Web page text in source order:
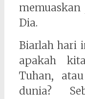
Dia.
Biarlah hari
apakah
Tuhan,
dunia?